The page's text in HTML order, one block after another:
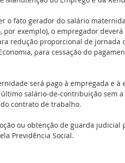
o fato gerador do salário
por exemplo), o empregador
redução proporcional de
para cessação do
será pago à empregada e
salário-de-contribuição sem
contrato de trabalho.
ou obtenção de guarda
Previdência Social.